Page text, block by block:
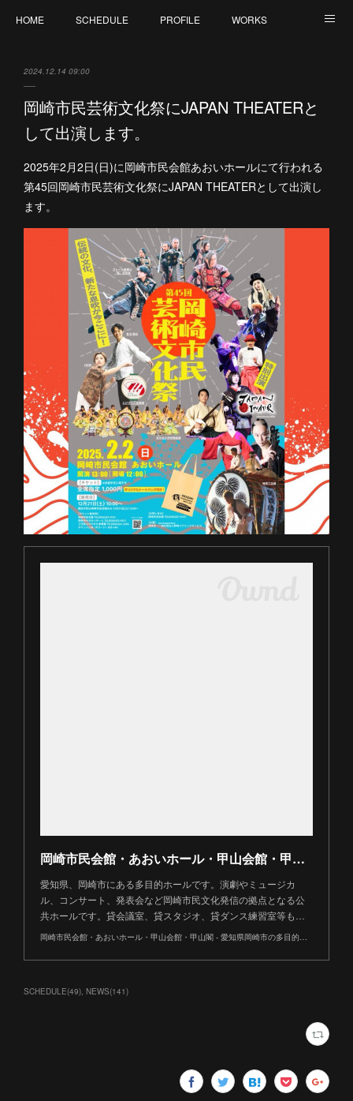
HOME SCHEDULE PROFILE WORKS
2024.12.14 09:00
岡崎市民芸術文化祭にJAPAN THEATERと
して出演します。
2025年2月2日(日)に岡崎市民会館あおいホールにて行われる
第45回岡崎市民芸術文化祭にJAPAN THEATERとして出演し
ます。
岡崎市民会館・あおいホール・甲山会館・甲山閣 - 愛知県岡崎市の多目的ホール
愛知県、岡崎市にある多目的ホールです。演劇やミュージカ
ル、コンサート、発表会など岡崎市民文化発信の拠点となる公
共ホールです。貸会議室、貸スタジオ、貸ダンス練習室等も…
岡崎市民会館・あおいホール・甲山会館・甲山閣 - 愛知県岡崎市の多目的ホール
SCHEDULE(49) NEWS(141)